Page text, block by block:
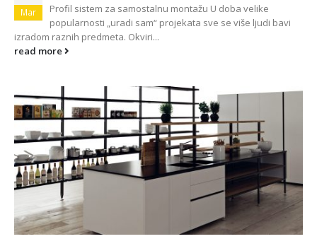
Mar
Profil sistem za samostalnu montažu U doba velike
popularnosti „uradi sam“ projekata sve se više ljudi bavi
izradom raznih predmeta. Okviri...
read more